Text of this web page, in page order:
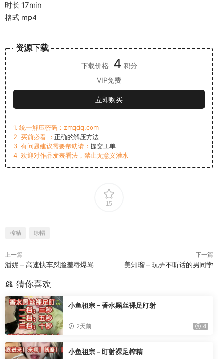
时长 17min
格式 mp4
资源下载
下载价格 4 积分
VIP免费
立即购买
1. 统一解压密码：zmqdq.com
2. 买前必看 ： 正确的解压方法
3. 有问题建议需要帮助请： 提交工单
4. 欢迎对作品发表看法，禁止无意义灌水
15
榨精 绿帽
上一篇
潘妮 – 高速快车怼脸羞辱爆骂
下一篇
美知瑠 – 玩弄不听话的男同学
猜你喜欢
小鱼祖宗 – 香水黑丝裸足盯射
2天前 4
小鱼祖宗 – 盯射裸足榨精